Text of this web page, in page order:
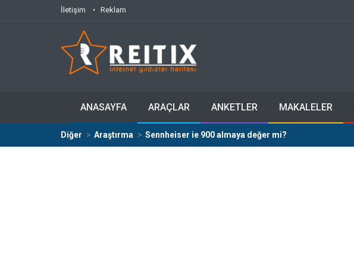
İletişim Reklam
ANASAYFA ARAÇLAR ANKETLER MAKALELER
Diğer Araştırma Sennheiser ie 900 almaya değer mi?